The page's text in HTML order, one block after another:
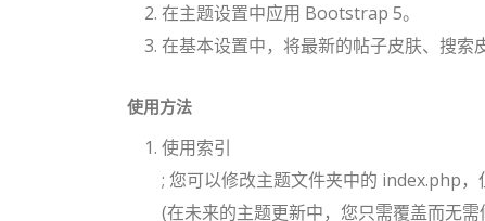
在主题设置中应用 Bootstrap 5。
在基本设置中，将最新的帖子皮肤、搜索
使用方法
使用索引
; 您可以修改主题文件夹中的 index.php
(在未来的主题更新中，您只需覆盖而无需